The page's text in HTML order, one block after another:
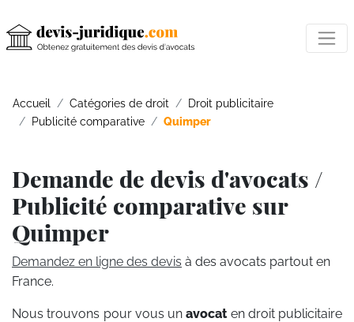
Accueil Catégories de droit
Droit publicitaire
Publicité comparative
Quimper
Demande de devis d'avocats /
Publicité comparative sur
Quimper
Demandez en ligne des devis à des avocats partout en
France.
Nous trouvons pour vous unavocat en droit publicitaire